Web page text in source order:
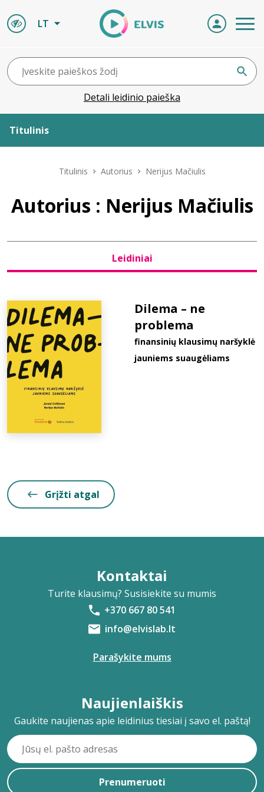
LT
Detali leidinio paieška
Titulinis
Leidiniai
D.U.K.
Titulinis Autorius Nerijus Mačiulis
Autorius : Nerijus Mačiulis
Leidiniai
Dilema – ne
problema
finansinių klausimų naršyklė
jauniems suaugėliams
Grįžti atgal
Kontaktai
Turite klausimų? Susisiekite su mumis
+370 667 80 541
info@elvislab.lt
Parašykite mums
Naujienlaiškis
Gaukite naujienas apie leidinius tiesiai į savo el. paštą!
Prenumeruoti